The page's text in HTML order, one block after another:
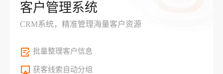
客户管理系统
CRM系统，精准管理海量客户资源
批量整理客户信息
获客线索自动分组